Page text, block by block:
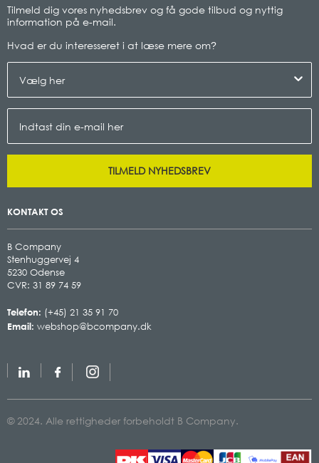
Tilmeld dig vores nyhedsbrev og få gode tilbud og nyttig
information på e-mail.
Hvad er du interesseret i at læse mere om?
TILMELD NYHEDSBREV
KONTAKT OS
B Company
Stenhuggervej 4
5230 Odense
CVR: 31 89 74 59
Telefon: (+45) 21 35 91 70
Email: webshop@bcompany.dk
© 2024. Alle rettigheder forbeholdt B Company.